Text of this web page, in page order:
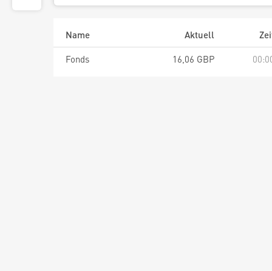
Name Aktuell
Fonds
16,06 GBP